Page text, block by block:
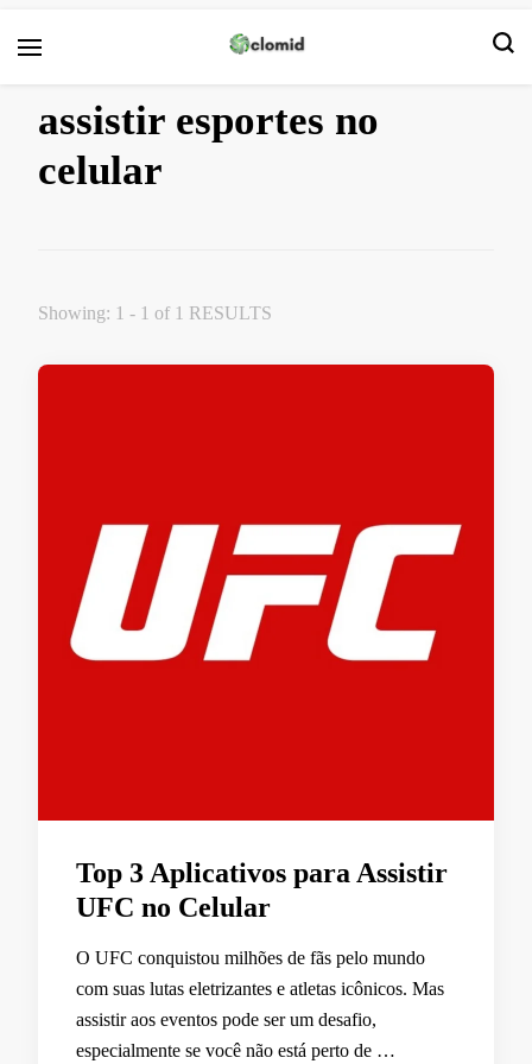
assistir esportes no
celular
Showing: 1 - 1 of 1 RESULTS
Top 3 Aplicativos para Assistir
UFC no Celular
O UFC conquistou milhões de fãs pelo mundo
com suas lutas eletrizantes e atletas icônicos. Mas
assistir aos eventos pode ser um desafio,
especialmente se você não está perto de …